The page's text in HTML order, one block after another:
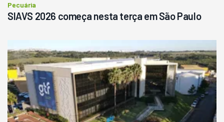
Pecuária
SIAVS 2026 começa nesta terça em São Paulo